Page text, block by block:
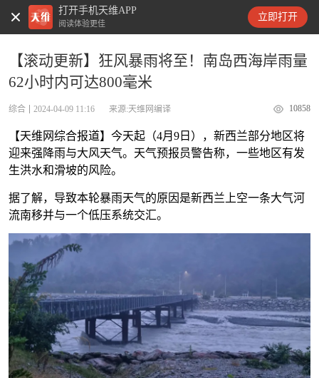
打开手机天维APP
阅读体验更佳
立即打开
天维新闻
【滚动更新】狂风暴雨将至！南岛西海岸雨量
62小时内可达800毫米
综合 2024-04-09 11:16 来源:天维网编译 10858
【天维网综合报道】今天起（4月9日），新西兰部分地区将
迎来强降雨与大风天气。天气预报员警告称，一些地区有发
生洪水和滑坡的风险。
据了解，导致本轮暴雨天气的原因是新西兰上空一条大气河
流南移并与一个低压系统交汇。